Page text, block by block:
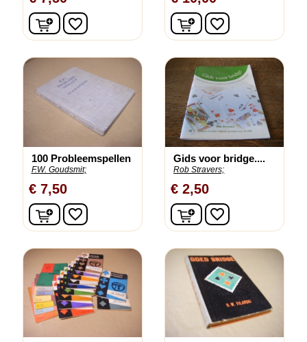
In winkelwagen
favorite_border In winkelwagen
favorite_border
100 Probleemspellen
F.W. Goudsmit;
€ 7,50
In winkelwagen
favorite_border
Gids voor bridge....
Rob Stravers;
€ 2,50
In winkelwagen
favorite_border